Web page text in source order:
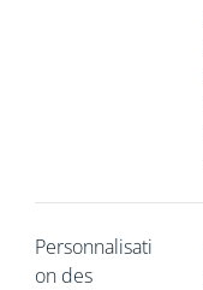
Personnalisati
on des